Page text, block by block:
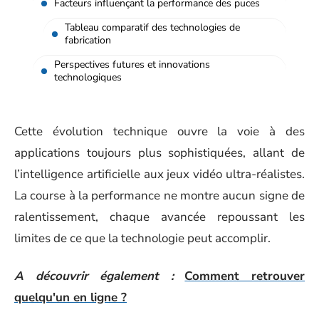
Facteurs influençant la performance des puces
Tableau comparatif des technologies de
fabrication
Perspectives futures et innovations
technologiques
Cette évolution technique ouvre la voie à des
applications toujours plus sophistiquées, allant de
l’intelligence artificielle aux jeux vidéo ultra-réalistes.
La course à la performance ne montre aucun signe de
ralentissement, chaque avancée repoussant les
limites de ce que la technologie peut accomplir.
A découvrir également :
Comment retrouver
quelqu'un en ligne ?